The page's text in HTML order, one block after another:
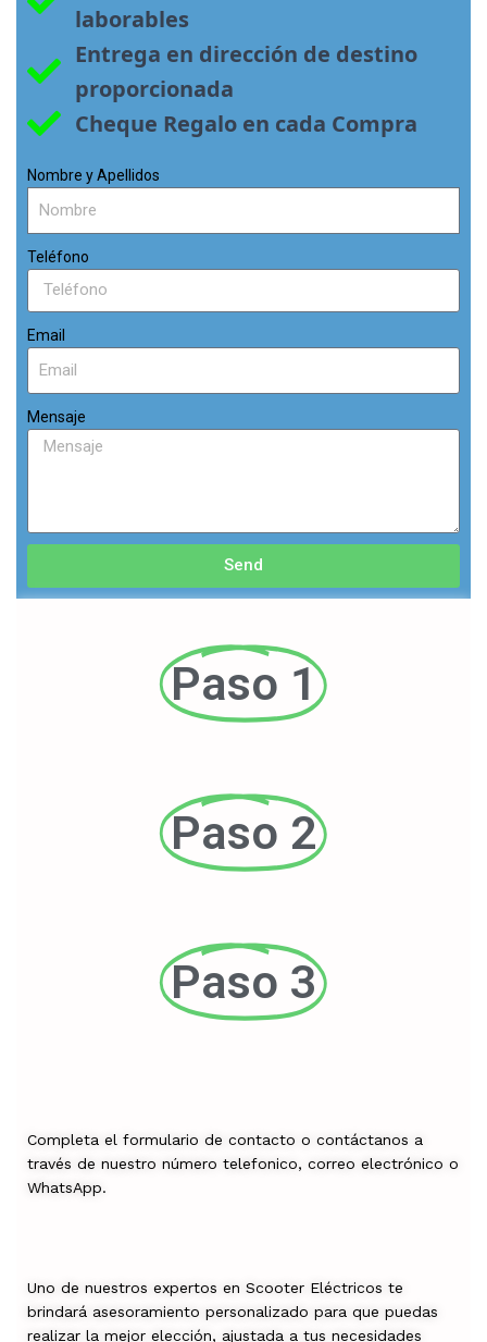
laborables
Entrega en dirección de destino
proporcionada
Cheque Regalo en cada Compra
Nombre y Apellidos
Teléfono
Email
Mensaje
Send
Paso 1
Paso 2
Paso 3
Completa el formulario de contacto o contáctanos a
través de nuestro número telefonico, correo electrónico o
WhatsApp.
Uno de nuestros expertos en Scooter Eléctricos te
brindará asesoramiento personalizado para que puedas
realizar la mejor elección, ajustada a tus necesidades